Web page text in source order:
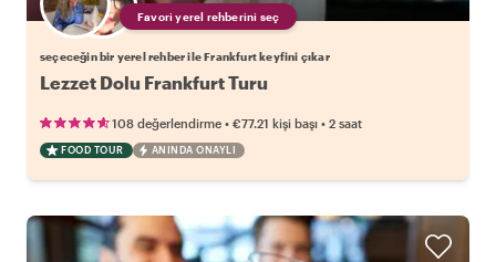
Favori yerel rehberini seç
seçeceğin bir yerel rehber ile Frankfurt keyfini çıkar
Lezzet Dolu Frankfurt Turu
108 değerlendirme • €77.21 kişi başı • 2 saat
FOOD TOUR ANINDA ONAYLI